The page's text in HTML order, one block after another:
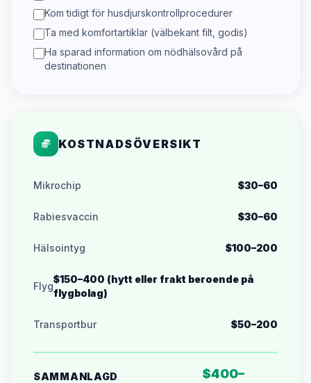
Kom tidigt för husdjurskontrollprocedurer
Ta med komfortartiklar (välbekant filt, godis)
Ha sparad information om nödhälsovård på
destinationen
KOSTNADSÖVERSIKT
Mikrochip $30–60
Rabiesvaccin $30–60
Hälsointyg $100–200
Flyg
$150–400 (hytt eller frakt beroende på
flygbolag)
Transportbur $50–200
SAMMANLAGD
$400–